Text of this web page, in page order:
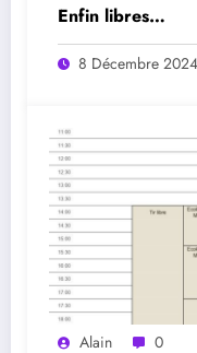
Enfin libres…
8 Décembre 2024
Alain 0